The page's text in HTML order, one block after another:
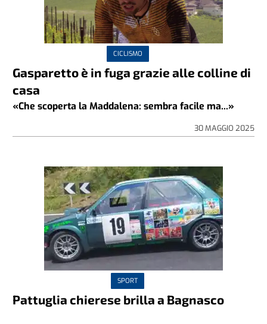
CICLISMO
Gasparetto è in fuga grazie alle colline di
casa
«Che scoperta la Maddalena: sembra facile ma...»
30 MAGGIO 2025
SPORT
Pattuglia chierese brilla a Bagnasco